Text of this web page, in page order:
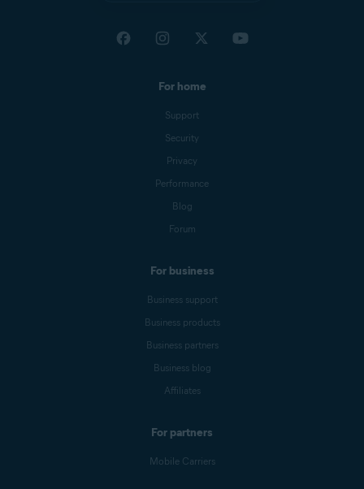
For home
Support
Security
Privacy
Performance
Blog
Forum
For business
Business support
Business products
Business partners
Business blog
Affiliates
For partners
Mobile Carriers